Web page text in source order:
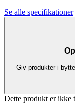
Se alle specifikationer
Giv produkter i
Dette produkt er